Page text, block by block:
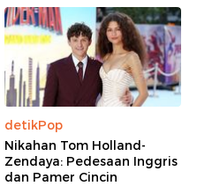
detikPop
Nikahan Tom Holland-
Zendaya: Pedesaan Inggris
dan Pamer Cincin